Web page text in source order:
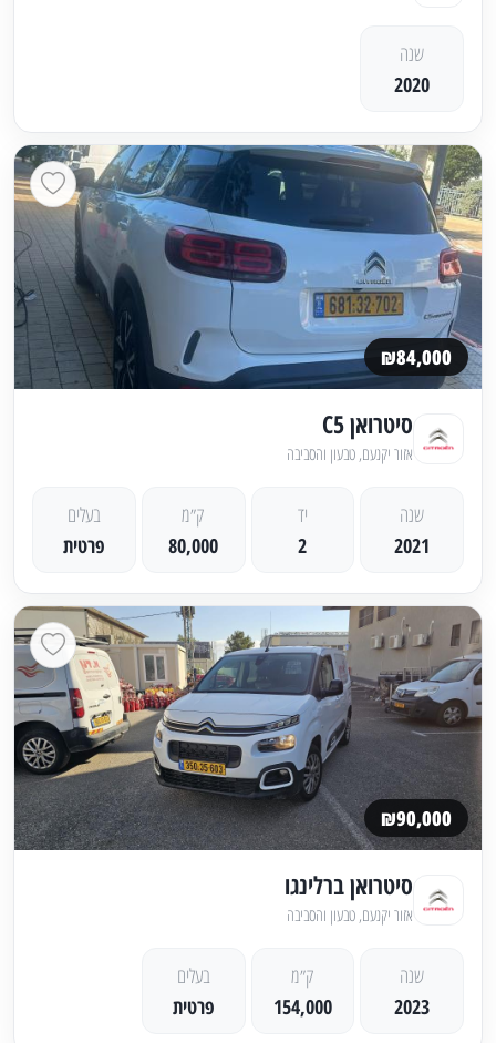
שנה
2020
₪84,000
סיטרואן C5
אזור יקנעם, טבעון והסביבה
שנה
2021
יד
2
ק״מ
80,000
בעלים
פרטית
₪90,000
סיטרואן ברלינגו
אזור יקנעם, טבעון והסביבה
שנה
2023
ק״מ
154,000
בעלים
פרטית